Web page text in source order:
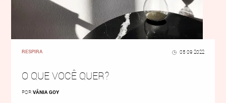
RESPIRA 05 09 2022
O QUE VOCÊ QUER?
POR VÂNIA GOY